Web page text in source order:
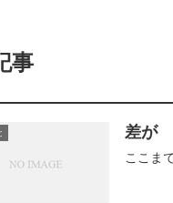
事
差が
ここま